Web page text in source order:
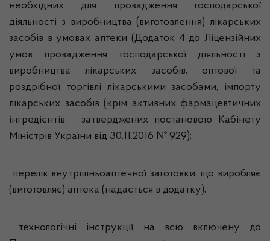
необхідних для провадження господарської
діяльності з виробництва (виготовлення) лікарських
засобів в умовах аптеки (Додаток 4 до Ліцензійних
умов провадження господарської діяльності з
виробництва лікарських засобів, оптової та
роздрібної торгівлі лікарськими засобами, імпорту
лікарських засобів (крім активних фармацевтичних
інгредієнтів, ‘ затверджених постановою Кабінету
Міністрів України від 30.11.2016 № 929);
перелік внутрішньоаптечної заготовки, що виробляє
(виготовляє) аптека (надається в додатку);
технологічні інструкції на всю включену до